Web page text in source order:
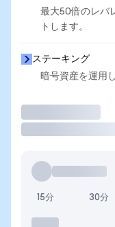
最大50倍のレバ
トします。
ステーキング
暗号資産を運用
15分 30分